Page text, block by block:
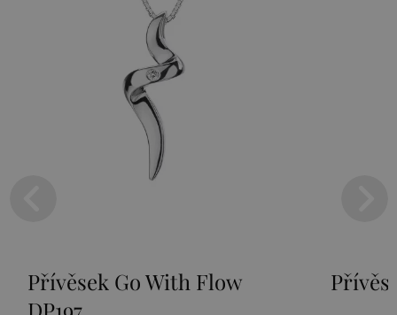
With Flow Přívěsek Paradise